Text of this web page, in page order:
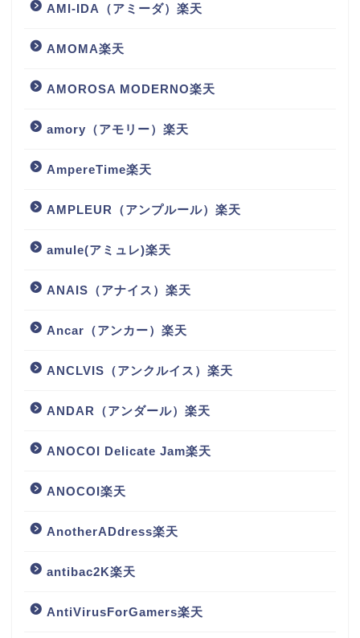
AMI-IDA（アミーダ）楽天
AMOMA楽天
AMOROSA MODERNO楽天
amory（アモリー）楽天
AmpereTime楽天
AMPLEUR（アンプルール）楽天
amule(アミュレ)楽天
ANAIS（アナイス）楽天
Ancar（アンカー）楽天
ANCLVIS（アンクルイス）楽天
ANDAR（アンダール）楽天
ANOCOI Delicate Jam楽天
ANOCOI楽天
AnotherADdress楽天
antibac2K楽天
AntiVirusForGamers楽天